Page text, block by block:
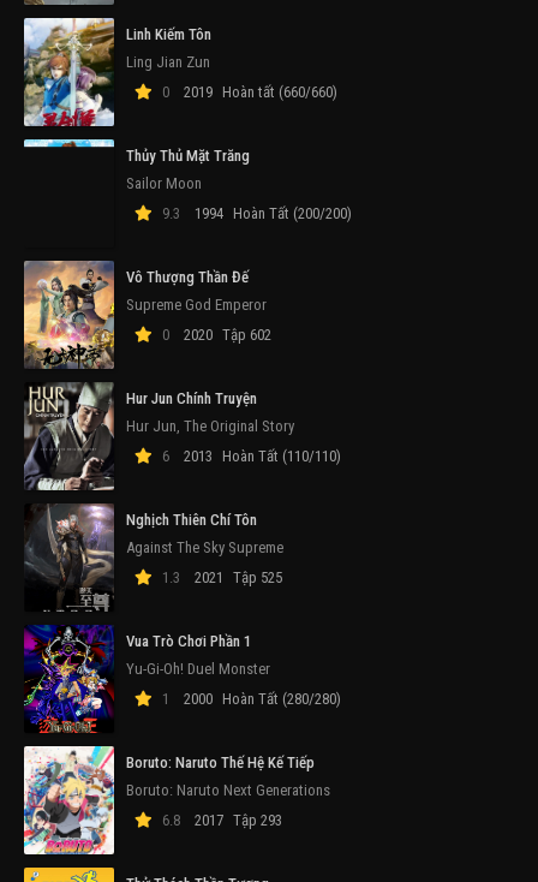
Linh Kiếm Tôn
Ling Jian Zun
0
2019 Hoàn tất (660/660)
Thủy Thủ Mặt Trăng
Sailor Moon
9.3
1994 Hoàn Tất (200/200)
Vô Thượng Thần Đế
Supreme God Emperor
0
2020 Tập 602
Hur Jun Chính Truyện
Hur Jun, The Original Story
6
2013 Hoàn Tất (110/110)
Nghịch Thiên Chí Tôn
Against The Sky Supreme
1.3
2021 Tập 525
Vua Trò Chơi Phần 1
Yu-Gi-Oh! Duel Monster
1
2000 Hoàn Tất (280/280)
Boruto: Naruto Thế Hệ Kế Tiếp
Boruto: Naruto Next Generations
6.8
2017 Tập 293